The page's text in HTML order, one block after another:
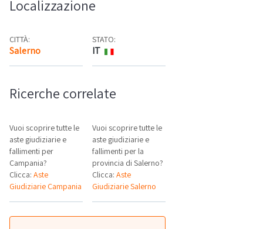
Localizzazione
CITTÀ:
Salerno Mappa
STATO:
IT
Ricerche correlate
Vuoi scoprire tutte le
aste giudiziarie e
fallimenti per
Campania?
Clicca: Aste
Giudiziarie Campania
Vuoi scoprire tutte le
aste giudiziarie e
fallimenti per la
provincia di Salerno?
Clicca:Aste
Giudiziarie Salerno